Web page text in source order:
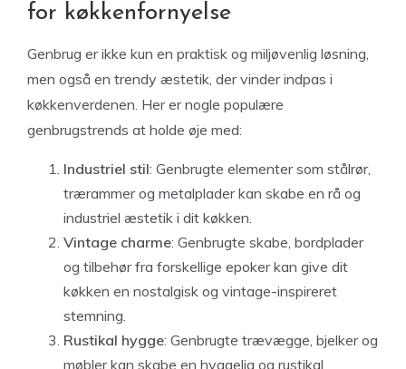
for køkkenfornyelse
Genbrug er ikke kun en praktisk og miljøvenlig løsning,
men også en trendy æstetik, der vinder indpas i
køkkenverdenen. Her er nogle populære
genbrugstrends at holde øje med:
Industriel stil: Genbrugte elementer som stålrør,
trærammer og metalplader kan skabe en rå og
industriel æstetik i dit køkken.
Vintage charme: Genbrugte skabe, bordplader
og tilbehør fra forskellige epoker kan give dit
køkken en nostalgisk og vintage-inspireret
stemning.
Rustikal hygge: Genbrugte trævægge, bjelker og
møbler kan skabe en hyggelig og rustikal